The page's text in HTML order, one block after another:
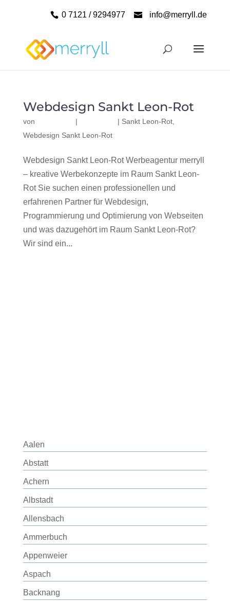
0 7121 / 9294977 info@merryll.de
Webdesign Sankt Leon-Rot
von | | Sankt Leon-Rot,
Webdesign Sankt Leon-Rot
Webdesign Sankt Leon-Rot Werbeagentur merryll
– kreative Werbekonzepte im Raum Sankt Leon-
Rot Sie suchen einen professionellen und
erfahrenen Partner für Webdesign,
Programmierung und Optimierung von Webseiten
und was dazugehört im Raum Sankt Leon-Rot?
Wir sind ein...
Aalen
Abstatt
Achern
Albstadt
Allensbach
Ammerbuch
Appenweier
Aspach
Backnang